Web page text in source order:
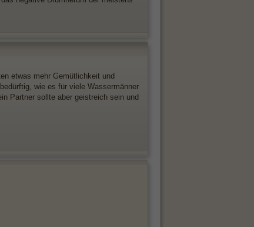
etwas mehr Gemütlichkeit und
wie es für viele Wassermänner
Partner sollte aber geistreich sein und